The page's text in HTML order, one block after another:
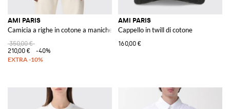
AMI PARIS
Camicia a righe in cotone a maniche corte con colletto a punta
350,00 €
210,00 €
-40%
AMI PARIS
Cappello in twill di cotone
160,00 €